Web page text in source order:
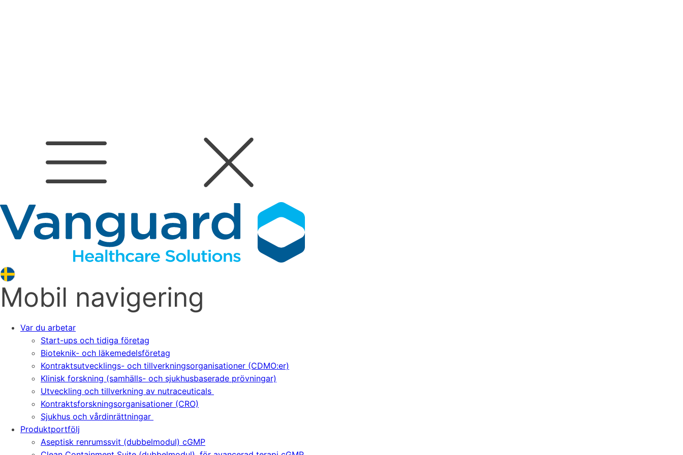
Mobil navigering
Var du arbetar
Start-ups och tidiga företag
Bioteknik- och läkemedelsföretag
Kontraktsutvecklings- och tillverkningsorganisationer (CDMO:er)
Klinisk forskning (samhälls- och sjukhusbaserade prövningar)
Utveckling och tillverkning av nutraceuticals
Kontraktsforskningsorganisationer (CRO)
Sjukhus och vårdinrättningar
Produktportfölj
Aseptisk renrumssvit (dubbelmodul) cGMP